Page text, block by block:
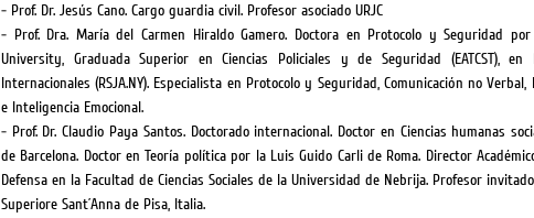
- Prof. Dr. Jesús Cano. Cargo guardia civil. Profesor asociado URJC
- Prof. Dra. María del Carmen Hiraldo Gamero. Doctora en Protocolo y Seguridad por
University, Graduada Superior en Ciencias Policiales y de Seguridad (EATCST), en
Internacionales (RSJA.NY). Especialista en Protocolo y Seguridad, Comunicación no
e Inteligencia Emocional.
- Prof. Dr. Claudio Paya Santos. Doctorado internacional. Doctor en Ciencias humanas
de Barcelona. Doctor en Teoría política por la Luis Guido Carli de Roma. Director
Defensa en la Facultad de Ciencias Sociales de la Universidad de Nebrija. Profesor
Superiore Sant´Anna de Pisa, Italia.